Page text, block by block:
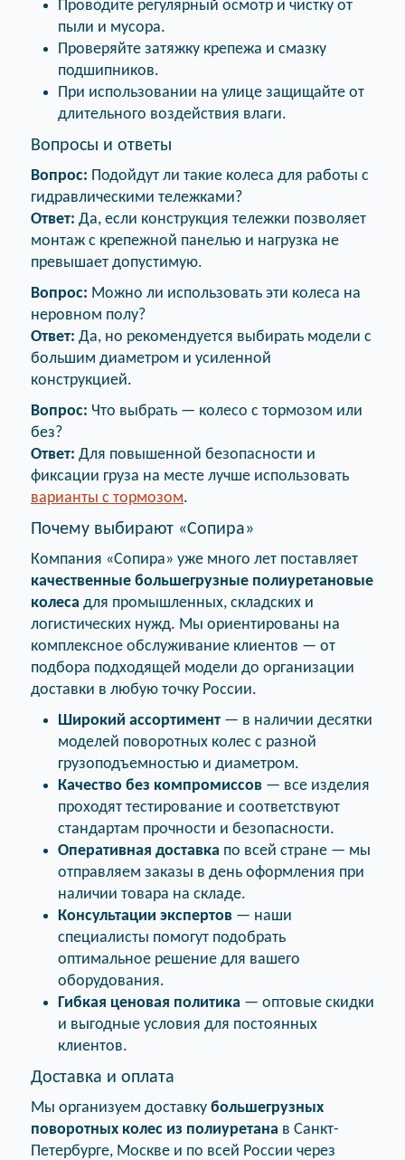
Проводите регулярный осмотр и чистку от
пыли и мусора.
Проверяйте затяжку крепежа и смазку
подшипников.
При использовании на улице защищайте от
длительного воздействия влаги.
Вопросы и ответы
Вопрос: Подойдут ли такие колеса для работы с
гидравлическими тележками?
Ответ: Да, если конструкция тележки позволяет
монтаж с крепежной панелью и нагрузка не
превышает допустимую.
Вопрос: Можно ли использовать эти колеса на
неровном полу?
Ответ: Да, но рекомендуется выбирать модели с
большим диаметром и усиленной
конструкцией.
Вопрос: Что выбрать — колесо с тормозом или
без?
Ответ: Для повышенной безопасности и
фиксации груза на месте лучше использовать
варианты с тормозом.
Почему выбирают «Сопира»
Компания «Сопира» уже много лет поставляет
качественные большегрузные полиуретановые
колеса для промышленных, складских и
логистических нужд. Мы ориентированы на
комплексное обслуживание клиентов — от
подбора подходящей модели до организации
доставки в любую точку России.
Широкий ассортимент — в наличии десятки
моделей поворотных колес с разной
грузоподъемностью и диаметром.
Качество без компромиссов — все изделия
проходят тестирование и соответствуют
стандартам прочности и безопасности.
Оперативная доставка по всей стране — мы
отправляем заказы в день оформления при
наличии товара на складе.
Консультации экспертов — наши
специалисты помогут подобрать
оптимальное решение для вашего
оборудования.
Гибкая ценовая политика — оптовые скидки
и выгодные условия для постоянных
клиентов.
Доставка и оплата
Мы организуем доставку большегрузных
поворотных колес из полиуретана в Санкт-
Петербурге, Москве и по всей России через